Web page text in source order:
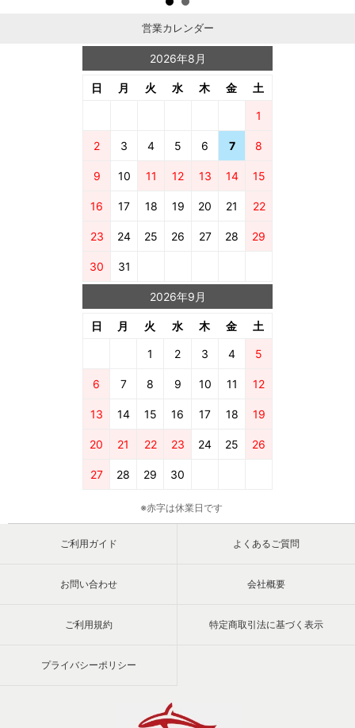
営業カレンダー
2026年8月
日 月 火 水 木 金 土
1
2 3 4 5 6 7 8
9 10 11 12 13 14 15
16 17 18 19 20 21 22
23 24 25 26 27 28 29
30 31
2026年9月
日 月 火 水 木 金 土
1 2 3 4 5
6 7 8 9 10 11 12
13 14 15 16 17 18 19
20 21 22 23 24 25 26
27 28 29 30
※赤字は休業日です
ご利用ガイド よくあるご質問
お問い合わせ 会社概要
ご利用規約 特定商取引法に基づく表示
プライバシーポリシー